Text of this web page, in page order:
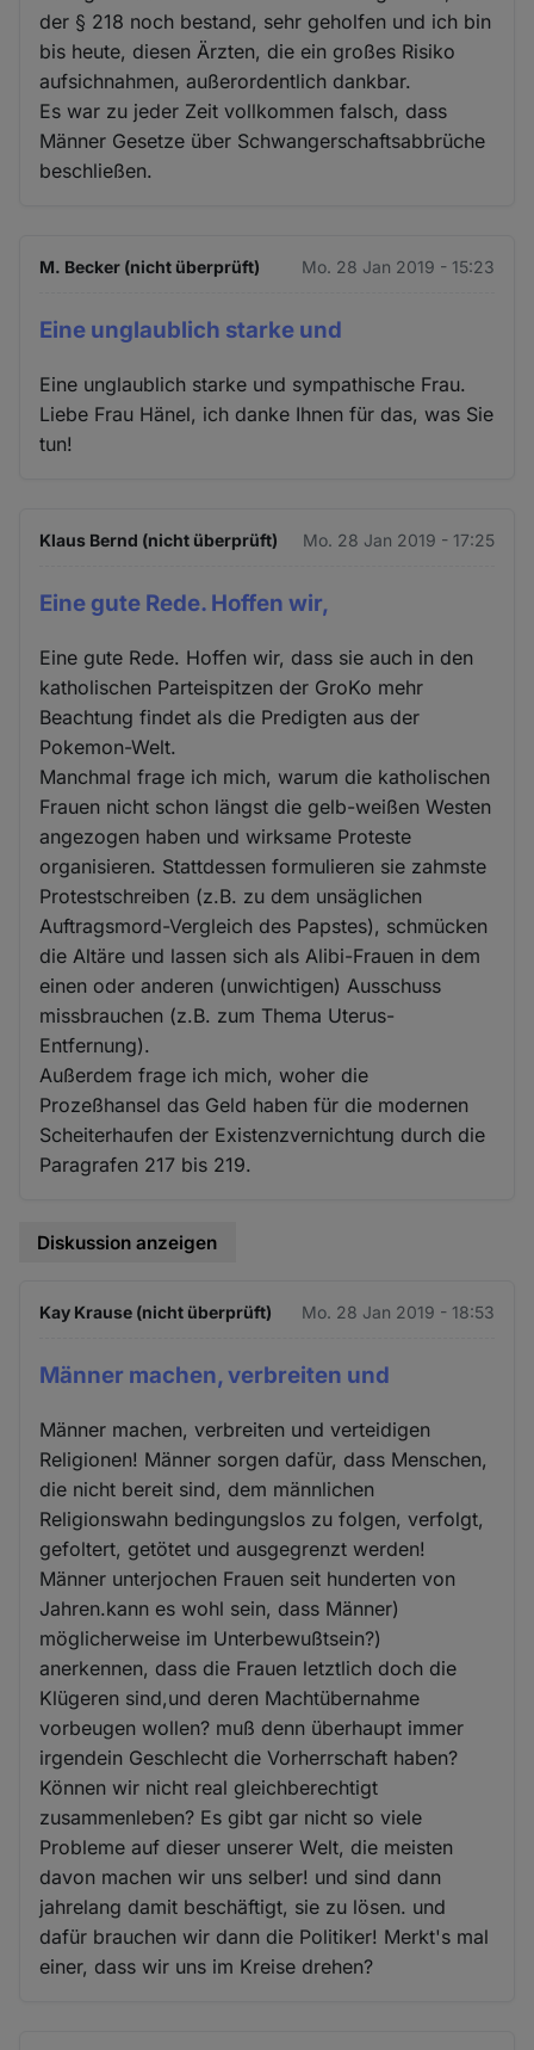
der § 218 noch bestand, sehr geholfen und ich bin
bis heute, diesen Ärzten, die ein großes Risiko
aufsichnahmen, außerordentlich dankbar.
Es war zu jeder Zeit vollkommen falsch, dass
Männer Gesetze über Schwangerschaftsabbrüche
beschließen.
M. Becker (nicht überprüft) Mo. 28 Jan 2019 - 15:23
Eine unglaublich starke und
Eine unglaublich starke und sympathische Frau.
Liebe Frau Hänel, ich danke Ihnen für das, was Sie
tun!
Klaus Bernd (nicht überprüft) Mo. 28 Jan 2019 - 17:25
Eine gute Rede. Hoffen wir,
Eine gute Rede. Hoffen wir, dass sie auch in den
katholischen Parteispitzen der GroKo mehr
Beachtung findet als die Predigten aus der
Pokemon-Welt.
Manchmal frage ich mich, warum die katholischen
Frauen nicht schon längst die gelb-weißen Westen
angezogen haben und wirksame Proteste
organisieren. Stattdessen formulieren sie zahmste
Protestschreiben (z.B. zu dem unsäglichen
Auftragsmord-Vergleich des Papstes), schmücken
die Altäre und lassen sich als Alibi-Frauen in dem
einen oder anderen (unwichtigen) Ausschuss
missbrauchen (z.B. zum Thema Uterus-
Entfernung).
Außerdem frage ich mich, woher die
Prozeßhansel das Geld haben für die modernen
Scheiterhaufen der Existenzvernichtung durch die
Paragrafen 217 bis 219.
Diskussion anzeigen
Kay Krause (nicht überprüft) Mo. 28 Jan 2019 - 18:53
Männer machen, verbreiten und
Männer machen, verbreiten und verteidigen
Religionen! Männer sorgen dafür, dass Menschen,
die nicht bereit sind, dem männlichen
Religionswahn bedingungslos zu folgen, verfolgt,
gefoltert, getötet und ausgegrenzt werden!
Männer unterjochen Frauen seit hunderten von
Jahren.kann es wohl sein, dass Männer)
möglicherweise im Unterbewußtsein?)
anerkennen, dass die Frauen letztlich doch die
Klügeren sind,und deren Machtübernahme
vorbeugen wollen? muß denn überhaupt immer
irgendein Geschlecht die Vorherrschaft haben?
Können wir nicht real gleichberechtigt
zusammenleben? Es gibt gar nicht so viele
Probleme auf dieser unserer Welt, die meisten
davon machen wir uns selber! und sind dann
jahrelang damit beschäftigt, sie zu lösen. und
dafür brauchen wir dann die Politiker! Merkt's mal
einer, dass wir uns im Kreise drehen?